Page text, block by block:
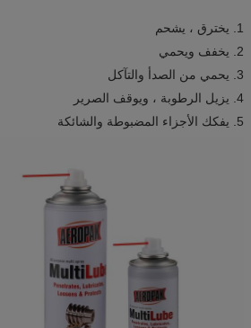
1. يخترق ، يشحم
2. يخفف ويحمي
3. يحمي من الصدأ والتآكل
4. يزيل الرطوبة ، ويوقف الصرير
5. يفكك الأجزاء المضبوطة والشائكة